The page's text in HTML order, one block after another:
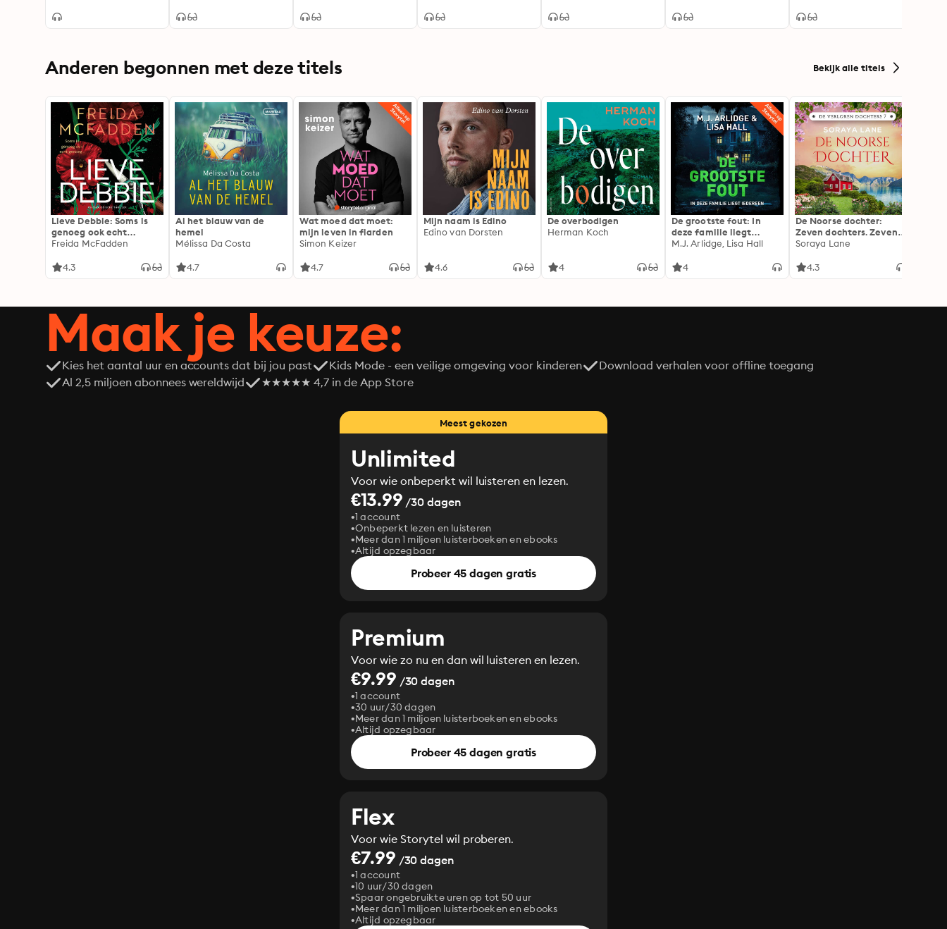
Anderen begonnen met deze titels Bekijk alle titels
Lieve Debbie: Soms is
genoeg ook echt
genoeg...
Freida McFadden
4.3
Al het blauw van de
hemel
Mélissa Da Costa
4.7
Wat moed dat moet:
mijn leven in flarden
Simon Keizer
4.7
Mijn naam is Edino
Edino van Dorsten
4.6
De overbodigen
Herman Koch
4
De grootste fout: In
deze familie liegt
iedereen
M.J. Arlidge, Lisa Hall
4
De Noorse dochter:
Zeven dochters. Zeven
geheimen. Zeven
Soraya Lane
4.3
Maak je keuze:
Kies het aantal uur en accounts dat bij jou past Kids Mode - een veilige omgeving voor kinderen
Download verhalen voor offline toegang
Al 2,5 miljoen abonnees wereldwijd
★★★★★ 4,7 in de App Store
Meest gekozen
Unlimited
Voor wie onbeperkt wil luisteren en lezen.
€13.99 /30 dagen
1 account
Onbeperkt lezen en luisteren
Meer dan 1 miljoen luisterboeken en ebooks
Altijd opzegbaar
Probeer 45 dagen gratis
Premium
Voor wie zo nu en dan wil luisteren en lezen.
€9.99 /30 dagen
1 account
30 uur/30 dagen
Meer dan 1 miljoen luisterboeken en ebooks
Altijd opzegbaar
Probeer 45 dagen gratis
Flex
Voor wie Storytel wil proberen.
€7.99 /30 dagen
1 account
10 uur/30 dagen
Spaar ongebruikte uren op tot 50 uur
Meer dan 1 miljoen luisterboeken en ebooks
Altijd opzegbaar